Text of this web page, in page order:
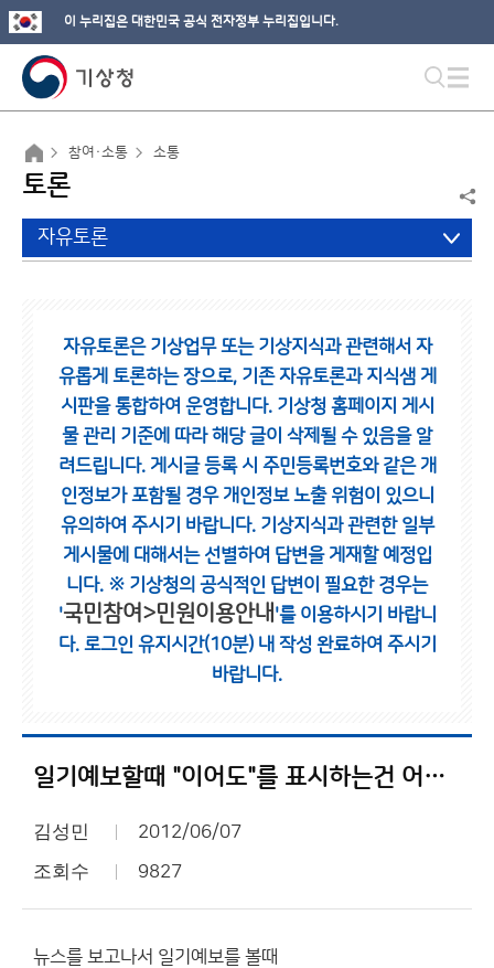
이 누리집은 대한민국 공식 전자정부 누리집입니다.
참여·소통 소통
토론
자유토론
자유토론은 기상업무 또는 기상지식과 관련해서 자
유롭게 토론하는 장으로, 기존 자유토론과 지식샘 게
시판을 통합하여 운영합니다. 기상청 홈페이지 게시
물 관리 기준에 따라 해당 글이 삭제될 수 있음을 알
려드립니다. 게시글 등록 시 주민등록번호와 같은 개
인정보가 포함될 경우 개인정보 노출 위험이 있으니
유의하여 주시기 바랍니다. 기상지식과 관련한 일부
게시물에 대해서는 선별하여 답변을 게재할 예정입
니다. ※ 기상청의 공식적인 답변이 필요한 경우는
'국민참여>민원이용안내 '를 이용하시기 바랍니
다. 로그인 유지시간(10분) 내 작성 완료하여 주시기
바랍니다.
일기예보할때 "이어도"를 표시하는건 어떨까요?
김성민 2012/06/07
조회수 9827
뉴스를 보고나서 일기예보를 볼때